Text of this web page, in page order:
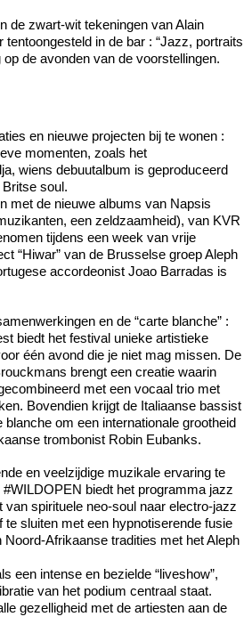
de zwart-wit tekeningen van Alain
tentoongesteld in de bar : “Jazz, portraits
de avonden van de voorstellingen.
en nieuwe projecten bij te wonen :
momenten, zoals het
wiens debuutalbum is geproduceerd
soul.
met de nieuwe albums van Napsis
een zeldzaamheid), van KVR
tijdens een week van vrije
“Hiwar” van de Brusselse groep Aleph
accordeonist Joao Barradas is
en de “carte blanche” :
biedt het festival unieke artistieke
één avond die je niet mag missen. De
brengt een creatie waarin
met een vocaal trio met
Bovendien krijgt de Italiaanse bassist
om een internationale grootheid
trombonist Robin Eubanks.
en veelzijdige muzikale ervaring te
biedt het programma jazz
van spirituele neo-soul naar electro-jazz
te sluiten met een hypnotiserende fusie
Afrikaanse tradities met het Aleph
een intense en bezielde “liveshow”,
van het podium centraal staat.
gezelligheid met de artiesten aan de